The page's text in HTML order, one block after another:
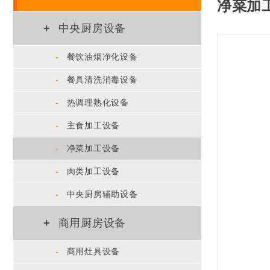
+ 中央厨房设备
- 餐饮油烟净化设备
- 餐具清洗消毒设备
- 热调理熟化设备
- 主食加工设备
- 净菜加工设备
- 肉类加工设备
- 中央厨房辅助设备
+ 商用厨房设备
- 商用灶具设备
净菜加